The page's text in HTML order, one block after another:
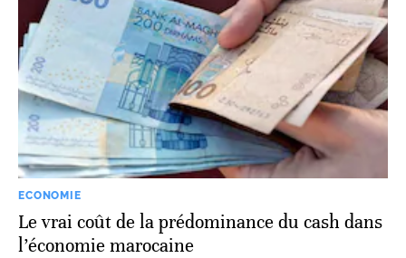
ECONOMIE
Le vrai coût de la prédominance du cash dans
l’économie marocaine